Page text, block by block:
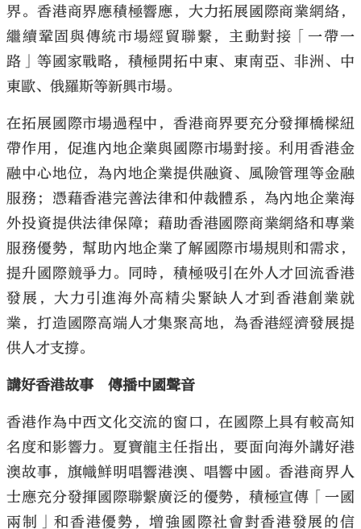
界。香港商界應積極響應，大力拓展國際商業網絡，
繼續鞏固與傳統市場經貿聯繫，主動對接「一帶一
路」等國家戰略，積極開拓中東、東南亞、非洲、中
東歐、俄羅斯等新興市場。
在拓展國際市場過程中，香港商界要充分發揮橋樑紐
帶作用，促進內地企業與國際市場對接。利用香港金
融中心地位，為內地企業提供融資、風險管理等金融
服務；憑藉香港完善法律和仲裁體系，為內地企業海
外投資提供法律保障；藉助香港國際商業網絡和專業
服務優勢，幫助內地企業了解國際市場規則和需求，
提升國際競爭力。同時，積極吸引在外人才回流香港
發展，大力引進海外高精尖緊缺人才到香港創業就
業，打造國際高端人才集聚高地，為香港經濟發展提
供人才支撐。
講好香港故事 傳播中國聲音
香港作為中西文化交流的窗口，在國際上具有較高知
名度和影響力。夏寶龍主任指出，要面向海外講好港
澳故事，旗幟鮮明唱響港澳、唱響中國。香港商界人
士應充分發揮國際聯繫廣泛的優勢，積極宣傳「一國
兩制」和香港優勢，增強國際社會對香港發展的信